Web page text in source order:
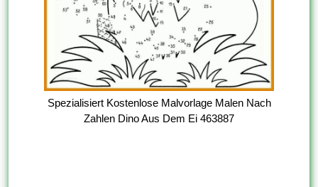
Spezialisiert Kostenlose Malvorlage Malen Nach
Zahlen Dino Aus Dem Ei 463887